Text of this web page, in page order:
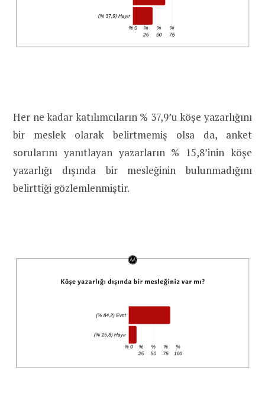
Her ne kadar katılımcıların % 37,9’u köşe yazarlığını
bir meslek olarak belirtmemiş olsa da, anket
sorularını yanıtlayan yazarların % 15,8’inin köşe
yazarlığı dışında bir mesleğinin bulunmadığını
belirttiği gözlemlenmiştir.